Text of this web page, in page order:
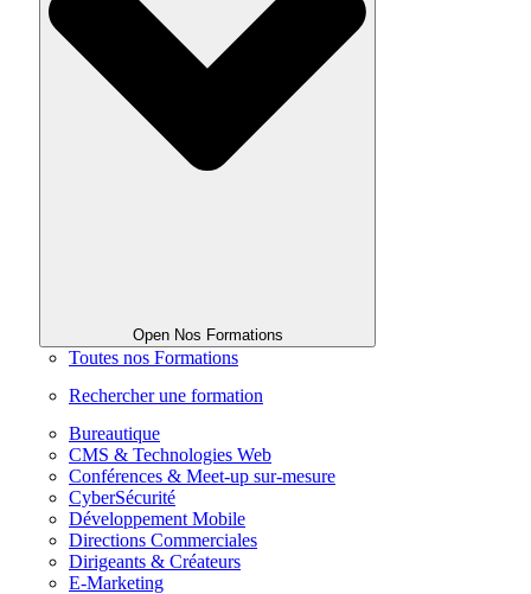
Open Nos Formations
Toutes nos Formations
Rechercher une formation
Bureautique
CMS & Technologies Web
Conférences & Meet-up sur-mesure
CyberSécurité
Développement Mobile
Directions Commerciales
Dirigeants & Créateurs
E-Marketing